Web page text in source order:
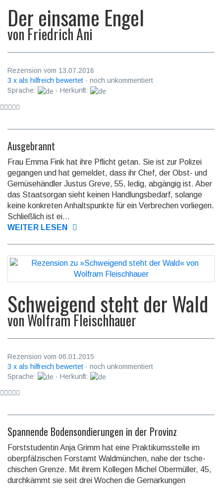
Der einsame Engel
von Friedrich Ani
Rezension vom 13.07.2016
3 x als hilfreich bewertet · noch unkommentiert
Sprache:
· Herkunft:
Ausgebrannt
Frau Emma Fink hat ihre Pflicht getan. Sie ist zur Polizei
gegangen und hat gemeldet, dass ihr Chef, der Obst- und
Gemüse­händler Justus Greve, 55, ledig, abgängig ist. Aber
das Staats­organ sieht keinen Hand­lungs­bedarf, solange
keine konkreten Anhalts­punkte für ein Verbrechen vor­liegen.
Schließ­lich ist ei...
WEITER LESEN
Schweigend steht der Wald
vonWolfram Fleischhauer
Rezension vom 06.01.2015
3 x als hilfreich bewertet · noch unkommentiert
Sprache:
· Herkunft:
Spannende Bodensondierungen in der Provinz
Forststudentin Anja Grimm hat eine Praktikumsstelle im
oberpfälzischen Forst­amt Waldmünchen, nahe der tsche­
chi­schen Grenze. Mit ihrem Kollegen Michel Ober­mül­ler, 45,
durchkämmt sie seit drei Wochen die Gemarkungen